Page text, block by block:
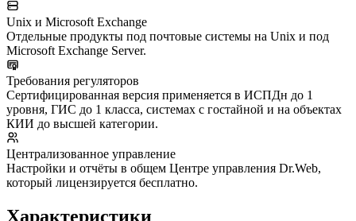
Unix и Microsoft Exchange
Отдельные продукты под почтовые системы на Unix и под
Microsoft Exchange Server.
Требования регуляторов
Сертифицированная версия применяется в ИСПДн до 1
уровня, ГИС до 1 класса, системах с гостайной и на объектах
КИИ до высшей категории.
Централизованное управление
Настройки и отчёты в общем Центре управления Dr.Web,
который лицензируется бесплатно.
Характеристики